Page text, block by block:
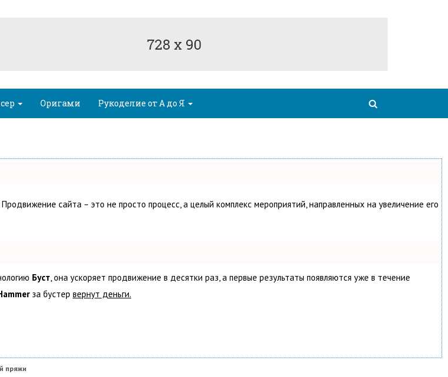
Оригами Рукоделие от А до Я
сайта – это не просто процесс, а целый комплекс мероприятий, направленных на увеличение его
Буст, она ускоряет продвижение в десятки раз, а первые результаты появляются уже в течение
за бустер вернут деньги.
пряжи